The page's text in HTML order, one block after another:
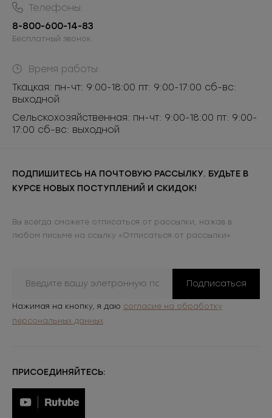
Телефоны:
8-800-600-14-83
Бесплатный звонок
Время работы:
Ткацкая: пн-чт: 9:00-18:00 пт: 9:00-17:00 сб-вс:
выходной
Сельскохозяйственная: пн-чт: 9:00-18:00 пт: 9:00-
17:00 сб-вс: выходной
ПОДПИШИТЕСЬ НА ПОЧТОВУЮ РАССЫЛКУ. БУДЬТЕ В
КУРСЕ НОВЫХ ПОСТУПЛЕНИЙ И СКИДОК!
Вы всегда сможете отписаться от рассылки, нажав в
любом письме на ссылку «Отписаться от рассылки»
Подписаться
Нажимая на кнопку, я даю согласие на обработку
персональных данных
ПРИСОЕДИНЯЙТЕСЬ: